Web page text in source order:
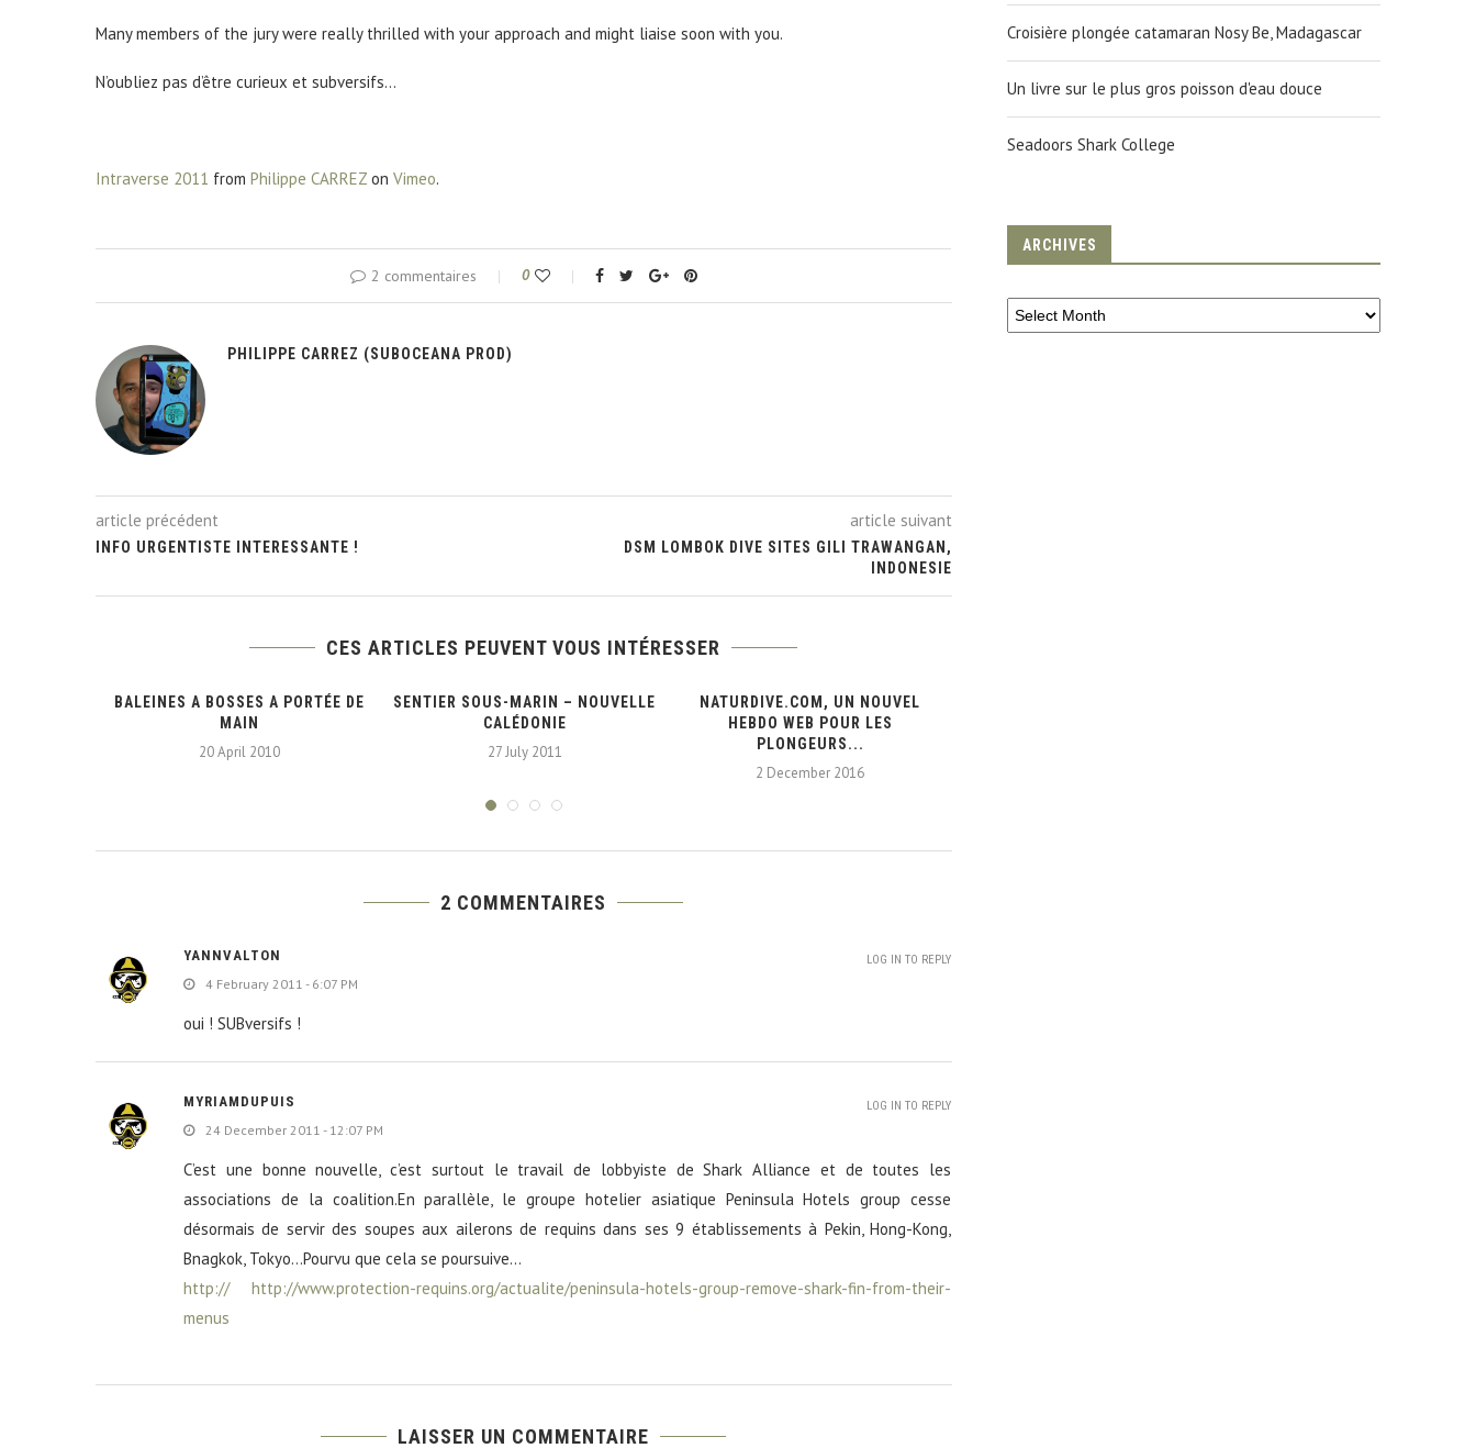
Many members of the jury were really thrilled with your approach and might liaise soon with you.
N’oubliez pas d’être curieux et subversifs…
Intraverse 2011 from Philippe CARREZ on Vimeo.
2 commentaires 0
PHILIPPE CARREZ (SUBOCEANA PROD)
article précédent
INFO URGENTISTE INTERESSANTE !
article suivant
DSM LOMBOK DIVE SITES GILI TRAWANGAN,
INDONESIE
CES ARTICLES PEUVENT VOUS INTÉRESSER
BALEINES A BOSSES A PORTÉE DE
MAIN
20 April 2010
SENTIER SOUS-MARIN – NOUVELLE
CALÉDONIE
27 July 2011
NATURDIVE.COM, UN NOUVEL
HEBDO WEB POUR LES
PLONGEURS...
2 December 2016
2 COMMENTAIRES
YANNVALTON
4 February 2011 - 6:07 PM
oui ! SUBversifs !
LOG IN TO REPLY
MYRIAMDUPUIS
24 December 2011 - 12:07 PM
C’est une bonne nouvelle, c’est surtout le travail de lobbyiste de Shark Alliance et de toutes les
associations de la coalition.En parallèle, le groupe hotelier asiatique Peninsula Hotels group cesse
désormais de servir des soupes aux ailerons de requins dans ses 9 établissements à Pekin, Hong-Kong,
Bnagkok, Tokyo…Pourvu que cela se poursuive…
http:// http://www.protection-requins.org/actualite/peninsula-hotels-group-remove-shark-fin-from-their-
menus
LOG IN TO REPLY
LAISSER UN COMMENTAIRE
Croisière plongée catamaran Nosy Be, Madagascar
Un livre sur le plus gros poisson d'eau douce
Seadoors Shark College
ARCHIVES